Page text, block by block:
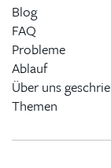
Blog
FAQ
Probleme
Ablauf
Über uns
Themen